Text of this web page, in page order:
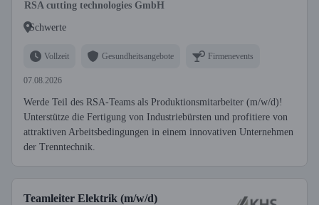
RSA cutting technologies GmbH
Schwerte
Vollzeit Gesundheitsangebote Firmenevents
07.08.2026
Werde Teil des RSA-Teams als Produktionsmitarbeiter (m/w/d)!
Unterstütze die Fertigung von Industriebürsten und profitiere von
attraktiven Arbeitsbedingungen in einem innovativen Unternehmen
der Trenntechnik.
Teamleiter Elektrik (m/w/d)